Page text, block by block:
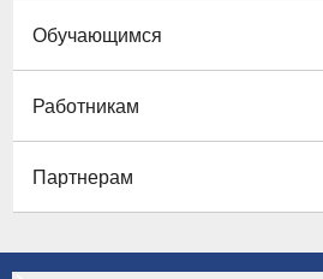
Обучающимся
Работникам
Партнерам